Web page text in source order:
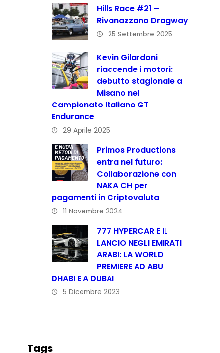
Hills Race #21 –
Rivanazzano Dragway
25 Settembre 2025
Kevin Gilardoni
riaccende i motori:
debutto stagionale a
Misano nel
Campionato Italiano GT
Endurance
29 Aprile 2025
Primos Productions
entra nel futuro:
Collaborazione con
NAKA CH per
pagamenti in Criptovaluta
11 Novembre 2024
777 HYPERCAR E IL
LANCIO NEGLI EMIRATI
ARABI: LA WORLD
PREMIERE AD ABU
DHABI E A DUBAI
5 Dicembre 2023
Tags